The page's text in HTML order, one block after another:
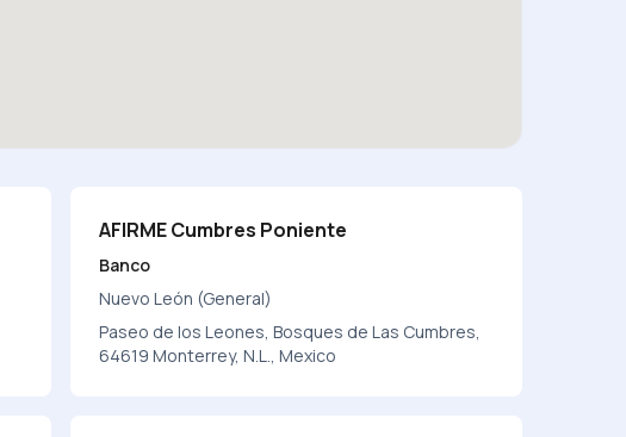
AFIRME Cumbres Poniente
Banco
Nuevo León (General)
Paseo de los Leones, Bosques de Las Cumbres,
64619 Monterrey, N.L., Mexico